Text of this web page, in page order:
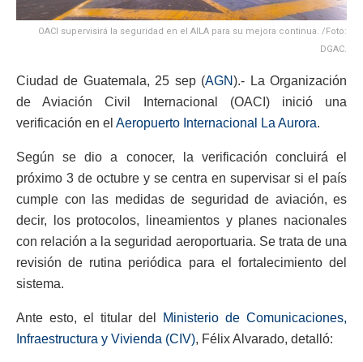
OACI supervisirá la seguridad en el AILA para su mejora continua. /Foto:
DGAC.
Ciudad de Guatemala, 25 sep (AGN).- La Organización
de Aviación Civil Internacional (OACI) inició una
verificación en el Aeropuerto Internacional La Aurora.
Según se dio a conocer, la verificación concluirá el
próximo 3 de octubre y se centra en supervisar si el país
cumple con las medidas de seguridad de aviación, es
decir, los protocolos, lineamientos y planes nacionales
con relación a la seguridad aeroportuaria. Se trata de una
revisión de rutina periódica para el fortalecimiento del
sistema.
Ante esto, el titular del
Ministerio de Comunicaciones,
Infraestructura y Vivienda (CIV), Félix Alvarado, detalló: